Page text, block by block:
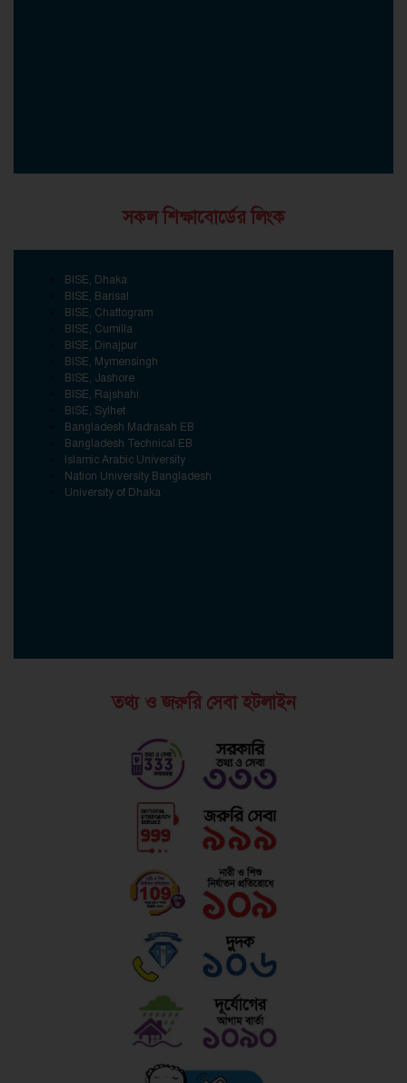
সকল শিক্ষাবোর্ডের লিংক
BISE, Dhaka
BISE, Barisal
BISE, Chattogram
BISE, Cumilla
BISE, Dinajpur
BISE, Mymensingh
BISE, Jashore
BISE, Rajshahi
BISE, Sylhet
Bangladesh Madrasah EB
Bangladesh Technical EB
Islamic Arabic University
Nation University Bangladesh
University of Dhaka
তথ্য ও জরুরি সেবা হটলাইন